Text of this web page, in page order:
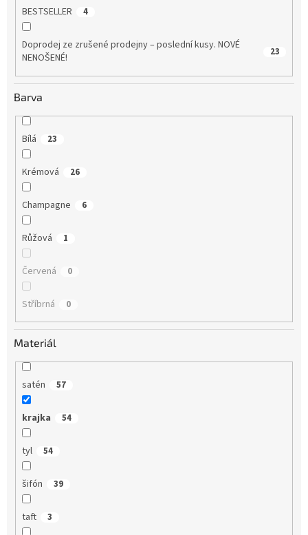
BESTSELLER 4
Doprodej ze zrušené prodejny – poslední kusy. NOVÉ
NENOŠENÉ!
23
Barva
Bílá 23
Krémová 26
Champagne 6
Růžová 1
Červená 0
Stříbrná 0
Materiál
satén 57
krajka 54
tyl 54
šifón 39
taft 3